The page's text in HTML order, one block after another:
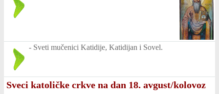
- Sveti mučenici Katidije, Katidijan i Sovel.
Sveci katoličke crkve na dan 18. avgust/kolovoz